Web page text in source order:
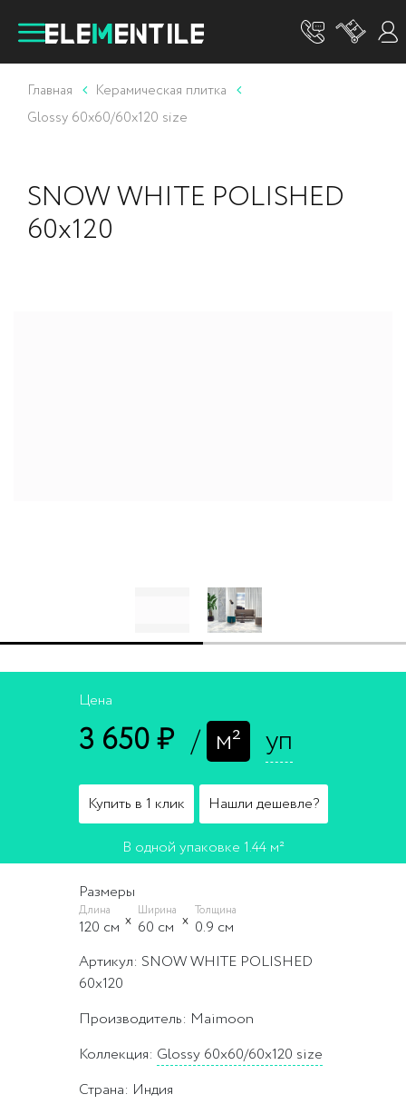
Главная
Керамическая плитка
Glossy 60x60/60x120 size
SNOW WHITE POLISHED
60x120
Цена
3 650 ₽ / м² уп
Купить в 1 клик Нашли дешевле?
В одной упаковке 1.44 м²
Размеры
Длина
120 cм
Ширина
60 cм
Толщина
0.9 cм
Артикул: SNOW WHITE POLISHED
60x120
Производитель: Maimoon
Коллекция: Glossy 60x60/60x120 size
Страна: Индия